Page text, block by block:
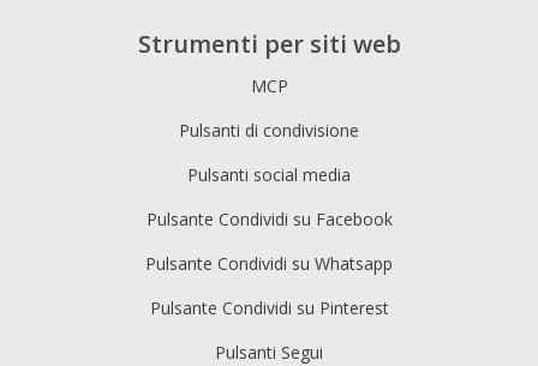
Strumenti per siti web
MCP
Pulsanti di condivisione
Pulsanti social media
Pulsante Condividi su Facebook
Pulsante Condividi su Whatsapp
Pulsante Condividi su Pinterest
Pulsanti Segui